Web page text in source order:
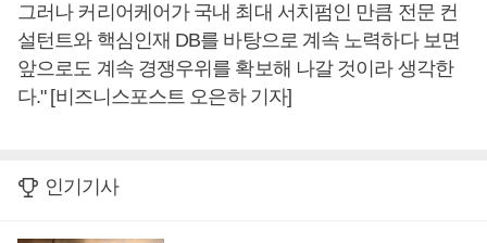
그러나 커리어케어가 국내 최대 서치펌인 만큼 전문 컨
설턴트와 핵심인재 DB를 바탕으로 계속 노력하다 보면
앞으로도 계속 경쟁우위를 확보해 나갈 것이라 생각한
다." [비즈니스포스트 오은하 기자]
인기기사